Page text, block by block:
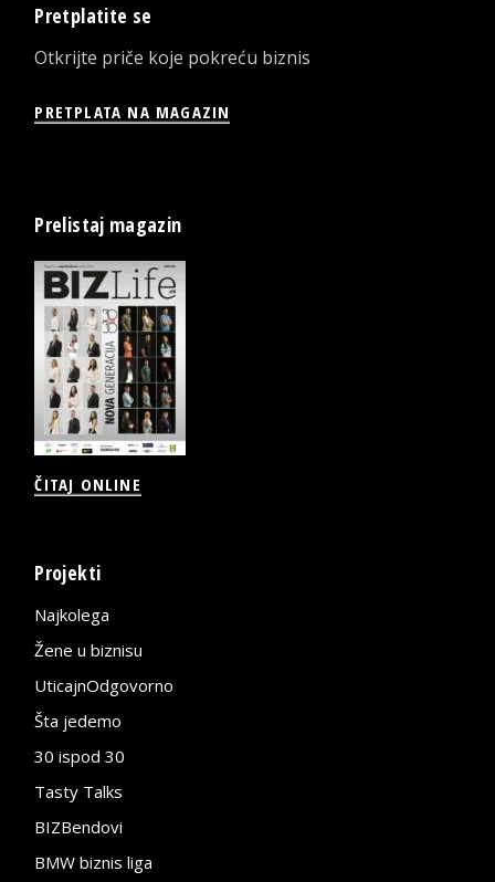
Pretplatite se
Otkrijte priče koje pokreću biznis
PRETPLATA NA MAGAZIN
Prelistaj magazin
ČITAJ ONLINE
Projekti
Najkolega
Žene u biznisu
UticajnOdgovorno
Šta jedemo
30 ispod 30
Tasty Talks
BIZBendovi
BMW biznis liga